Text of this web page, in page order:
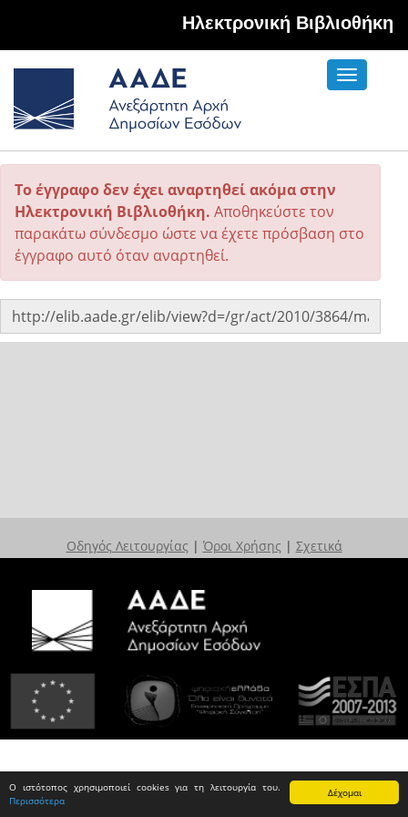
Δέχομαι
Ο ιστότοπος χρησιμοποιεί cookies για τη λειτουργία του.
Περισσότερα
Hλεκτρονική Βιβλιοθήκη
Toggle
Το έγγραφο δεν έχει αναρτηθεί ακόμα στην
Ηλεκτρονική Βιβλιοθήκη. Αποθηκεύστε τον
παρακάτω σύνδεσμο ώστε να έχετε πρόσβαση στο
έγγραφο αυτό όταν αναρτηθεί.
Οδηγός Λειτουργίας | Όροι Χρήσης | Σχετικά